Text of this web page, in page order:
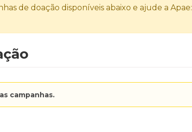
de doação disponíveis abaixo e ajude a Apae:
campanhas.